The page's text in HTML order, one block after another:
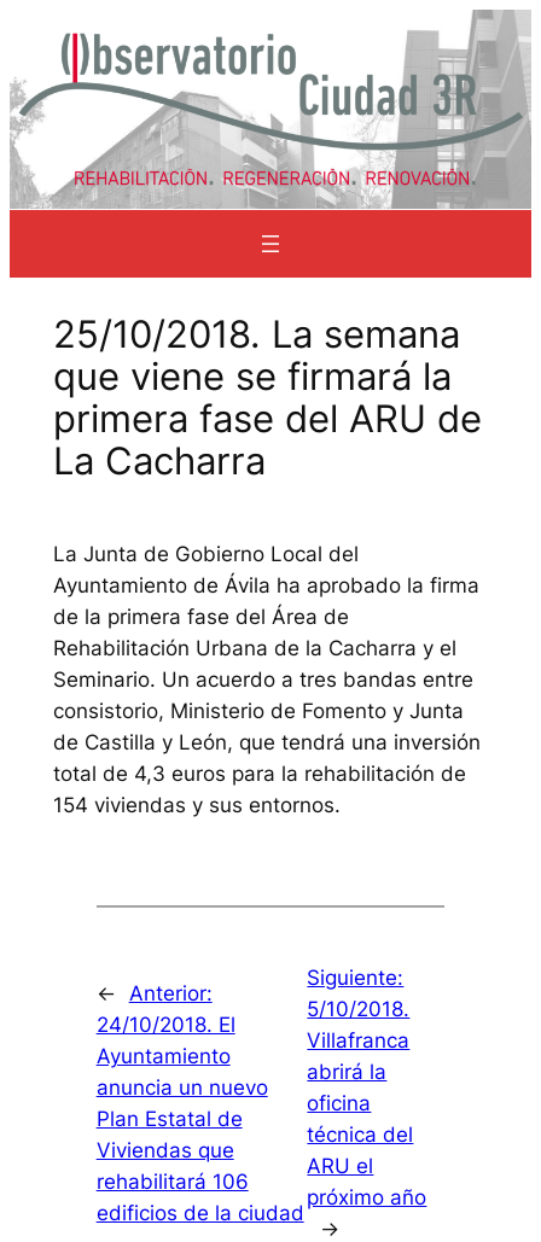
contenido
25/10/2018. La semana
que viene se firmará la
primera fase del ARU de
La Cacharra
La Junta de Gobierno Local del
Ayuntamiento de Ávila ha aprobado la firma
de la primera fase del Área de
Rehabilitación Urbana de la Cacharra y el
Seminario. Un acuerdo a tres bandas entre
consistorio, Ministerio de Fomento y Junta
de Castilla y León, que tendrá una inversión
total de 4,3 euros para la rehabilitación de
154 viviendas y sus entornos.
←
Anterior:
24/10/2018. El
Ayuntamiento
anuncia un nuevo
Plan Estatal de
Viviendas que
rehabilitará 106
edificios de la ciudad
Siguiente:
5/10/2018.
Villafranca
abrirá la
oficina
técnica del
ARU el
próximo año
→